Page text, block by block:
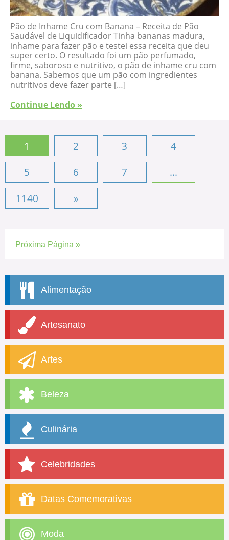
Pão de Inhame Cru com Banana – Receita de Pão
Saudável de Liquidificador Tinha bananas madura,
inhame para fazer pão e testei essa receita que deu
super certo. O resultado foi um pão perfumado,
firme, saboroso e nutritivo, o pão de inhame cru com
banana. Sabemos que um pão com ingredientes
nutritivos deve fazer parte […]
Continue Lendo »
1 2 3
4
5
6 7
...
1140
»
Próxima Página »
Alimentação
Artesanato
Artes
Beleza
Culinária
Celebridades
Datas Comemorativas
Moda